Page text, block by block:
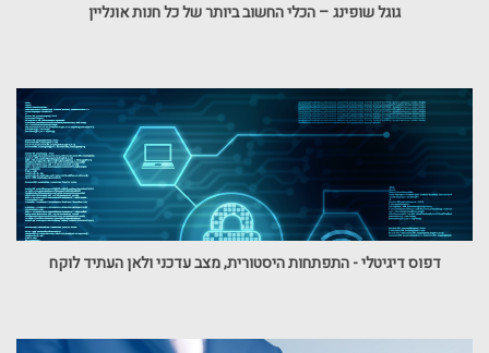
גוגל שופינג – הכלי החשוב ביותר של כל חנות אונליין
דפוס דיגיטלי - התפתחות היסטורית, מצב עדכני ולאן העתיד לוקח